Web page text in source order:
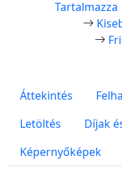
Tartalmazza
Áttekintés
Letöltés
Díjak
Képernyőképek